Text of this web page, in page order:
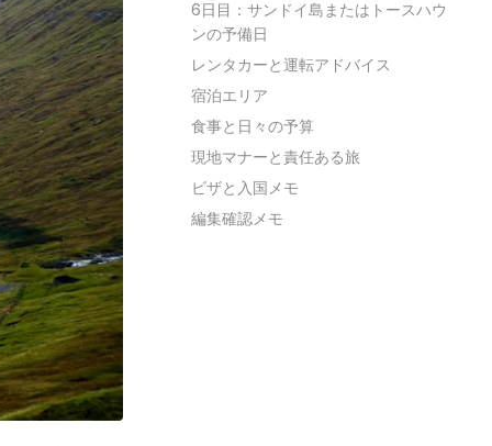
6日目：サンドイ島またはトースハウ
ンの予備日
レンタカーと運転アドバイス
宿泊エリア
食事と日々の予算
現地マナーと責任ある旅
ビザと入国メモ
編集確認メモ